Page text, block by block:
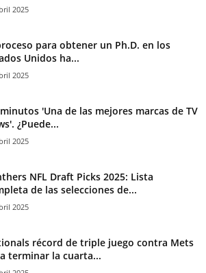
2025
para obtener un Ph.D. en los
Unidos ha...
2025
'Una de las mejores marcas de TV
¿Puede...
2025
NFL Draft Picks 2025: Lista
de las selecciones de...
2025
récord de triple juego contra Mets
terminar la cuarta...